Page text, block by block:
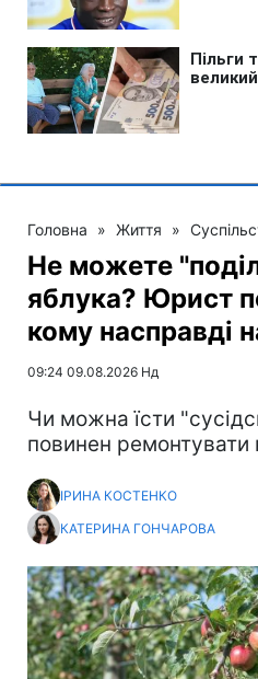
Головна » Життя »
Не можете
яблука? Юрист
кому насправді
09:24 09.08.2026 Нд
Чи можна їсти
повинен ремонтувати
ІРИНА КОСТЕНКО
КАТЕРИНА ГОНЧАРОВА